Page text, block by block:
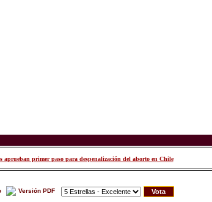
aprueban primer paso para despenalización del aborto en Chile
Versión PDF